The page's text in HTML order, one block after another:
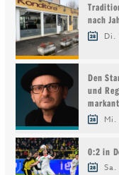
nach
Di.
Den
und
0:2 in